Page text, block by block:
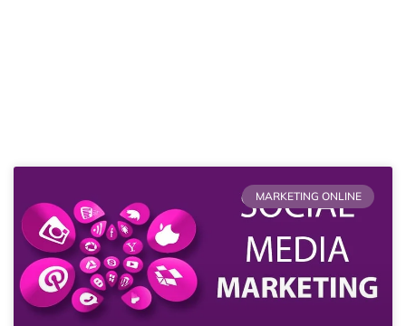
MARKETING ONLINE
PáginaPáginaPáginaPáginaPágina